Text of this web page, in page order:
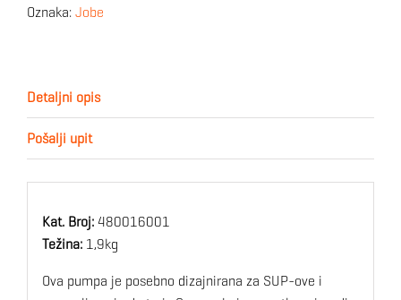
Oznaka: Jobe
Detaljni opis
Pošalji upit
Kat. Broj: 480016001
Težina: 1,9kg
Ova pumpa je posebno dizajnirana za SUP-ove i